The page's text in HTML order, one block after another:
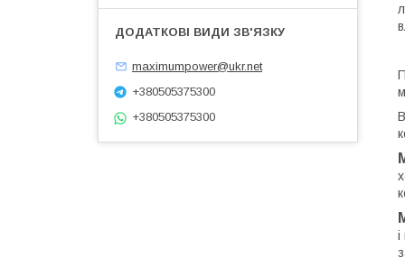
maximumpower@ukr.net
+380505375300
+380505375300